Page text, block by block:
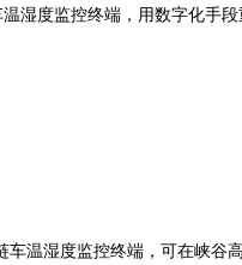
湿度监控终端，用数字化手
车温湿度监控终端，可在峡谷